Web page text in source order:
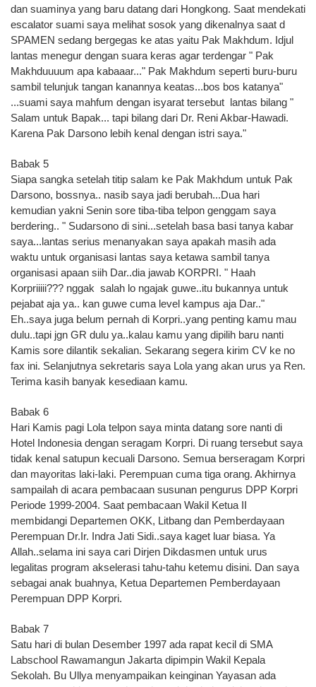
dan suaminya yang baru datang dari Hongkong. Saat mendekati
escalator suami saya melihat sosok yang dikenalnya saat d
SPAMEN sedang bergegas ke atas yaitu Pak Makhdum. Idjul
lantas menegur dengan suara keras agar terdengar " Pak
Makhduuuum apa kabaaar..." Pak Makhdum seperti buru-buru
sambil telunjuk tangan kanannya keatas...bos bos katanya"
...suami saya mahfum dengan isyarat tersebut lantas bilang "
Salam untuk Bapak... tapi bilang dari Dr. Reni Akbar-Hawadi.
Karena Pak Darsono lebih kenal dengan istri saya."
Babak 5
Siapa sangka setelah titip salam ke Pak Makhdum untuk Pak
Darsono, bossnya.. nasib saya jadi berubah...Dua hari
kemudian yakni Senin sore tiba-tiba telpon genggam saya
berdering.. " Sudarsono di sini...setelah basa basi tanya kabar
saya...lantas serius menanyakan saya apakah masih ada
waktu untuk organisasi lantas saya ketawa sambil tanya
organisasi apaan siih Dar..dia jawab KORPRI. " Haah
Korpriiiii??? nggak salah lo ngajak guwe..itu bukannya untuk
pejabat aja ya.. kan guwe cuma level kampus aja Dar.."
Eh..saya juga belum pernah di Korpri..yang penting kamu mau
dulu..tapi jgn GR dulu ya..kalau kamu yang dipilih baru nanti
Kamis sore dilantik sekalian. Sekarang segera kirim CV ke no
fax ini. Selanjutnya sekretaris saya Lola yang akan urus ya Ren.
Terima kasih banyak kesediaan kamu.
Babak 6
Hari Kamis pagi Lola telpon saya minta datang sore nanti di
Hotel Indonesia dengan seragam Korpri. Di ruang tersebut saya
tidak kenal satupun kecuali Darsono. Semua berseragam Korpri
dan mayoritas laki-laki. Perempuan cuma tiga orang. Akhirnya
sampailah di acara pembacaan susunan pengurus DPP Korpri
Periode 1999-2004. Saat pembacaan Wakil Ketua II
membidangi Departemen OKK, Litbang dan Pemberdayaan
Perempuan Dr.Ir. Indra Jati Sidi..saya kaget luar biasa. Ya
Allah..selama ini saya cari Dirjen Dikdasmen untuk urus
legalitas program akselerasi tahu-tahu ketemu disini. Dan saya
sebagai anak buahnya, Ketua Departemen Pemberdayaan
Perempuan DPP Korpri.
Babak 7
Satu hari di bulan Desember 1997 ada rapat kecil di SMA
Labschool Rawamangun Jakarta dipimpin Wakil Kepala
Sekolah. Bu Ullya menyampaikan keinginan Yayasan ada